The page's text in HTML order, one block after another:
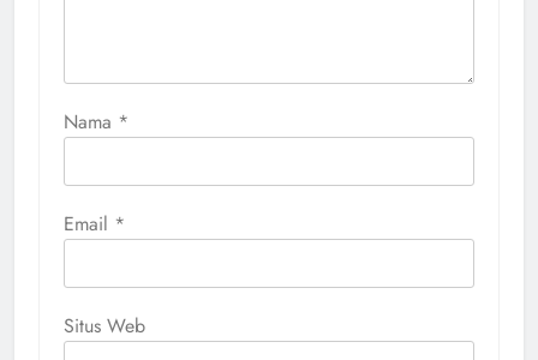
Nama *
Email *
Situs Web